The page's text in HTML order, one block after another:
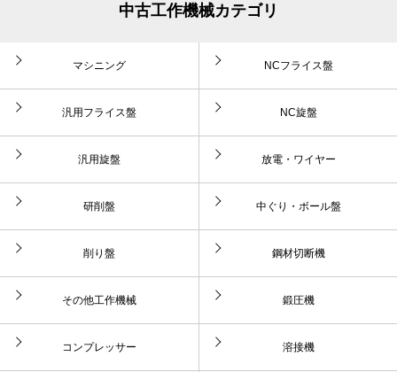
中古工作機械カテゴリ
マシニング NCフライス盤
汎用フライス盤 NC旋盤
汎用旋盤 放電・ワイヤー
研削盤 中ぐり・ボール盤
削り盤 鋼材切断機
その他工作機械 鍛圧機
コンプレッサー 溶接機